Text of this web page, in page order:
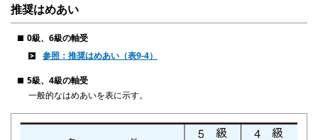
推奨はめあい
0級、6級の軸受
参照：推奨はめあい（表9-4）
5級、4級の軸受
一般的なはめあいを表に示す。